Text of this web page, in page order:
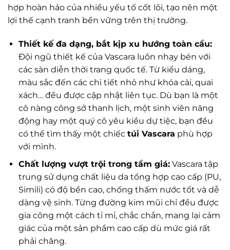
hợp hoàn hảo của nhiều yếu tố cốt lõi, tạo nên một
lợi thế cạnh tranh bền vững trên thị trường.
Thiết kế đa dạng, bắt kịp xu hướng toàn cầu:
Đội ngũ thiết kế của Vascara luôn nhạy bén với
các sàn diễn thời trang quốc tế. Từ kiểu dáng,
màu sắc đến các chi tiết nhỏ như khóa cài, quai
xách… đều được cập nhật liên tục. Dù bạn là một
cô nàng công sở thanh lịch, một sinh viên năng
động hay một quý cô yêu kiều dự tiệc, bạn đều
có thể tìm thấy một chiếc túi Vascara phù hợp
với mình.
Chất lượng vượt trội trong tầm giá:Vascara tập
trung sử dụng chất liệu da tổng hợp cao cấp (PU,
Simili) có độ bền cao, chống thấm nước tốt và dễ
dàng vệ sinh. Từng đường kim mũi chỉ đều được
gia công một cách tỉ mỉ, chắc chắn, mang lại cảm
giác của một sản phẩm cao cấp dù mức giá rất
phải chăng.